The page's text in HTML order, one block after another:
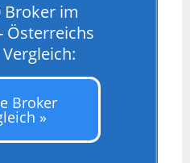
Broker im
Österreichs
Broker
»